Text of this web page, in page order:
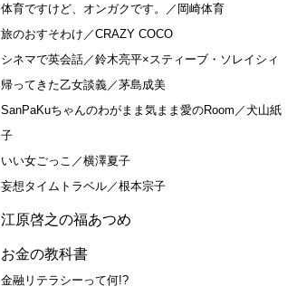
体育ですけど、オンガクです。／岡崎体育
旅のおすそわけ／CRAZY COCO
シネマで英会話／鈴木亮平×スティーブ・ソレイシィ
帰ってきた乙女談義／茅島成美
SanPaKuちゃんのわがまま気まま愛のRoom／犬山紙
子
いい女ごっこ／横澤夏子
妄想タイムトラベル／根本宗子
江原啓之の福あつめ
お金の教科書
金融リテラシーって何!?